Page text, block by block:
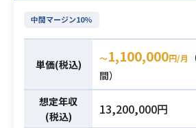
ート経験（顧客、
広告効果、ABテス
中間マージン10%
単価(税込) 〜1,100,000円/月
間）
想定年収
(税込)
13,200,000円